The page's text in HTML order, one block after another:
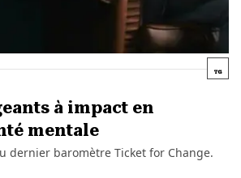
à impact en
mentale
dernier baromètre Ticket for Change.